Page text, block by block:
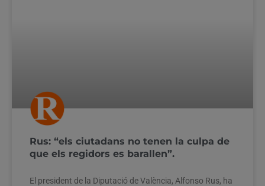
Rus: “els ciutadans no tenen la culpa de
que els regidors es barallen”.
El president de la Diputació de València, Alfonso Rus, ha